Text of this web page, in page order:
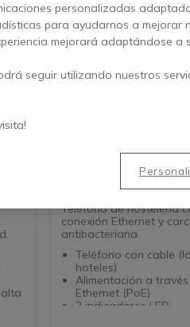
Snom HD 100
Teléfono de hostelería
conexión Ethernet y
antibacteriana
Teléfono con cable
hoteles)
Alimentación a
Ethernet (PoE)
2 indicadores LED
personalizadas
para ayudarnos a mejorar
mejorará adaptándose a
seguir utilizando nuestros